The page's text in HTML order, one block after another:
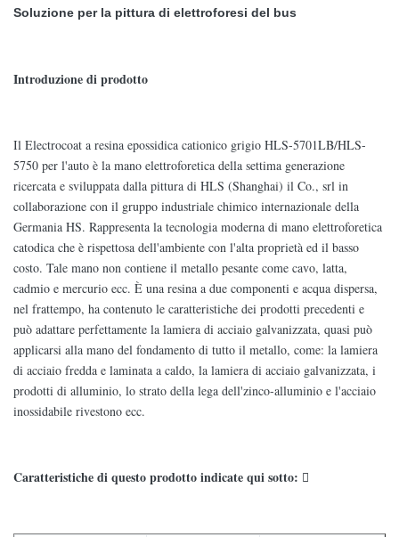
Soluzione per la pittura di elettroforesi del bus
Introduzione di prodotto
Il Electrocoat a resina epossidica cationico grigio HLS-5701LB/HLS-
5750 per l'auto è la mano elettroforetica della settima generazione
ricercata e sviluppata dalla pittura di HLS (Shanghai) il Co., srl in
collaborazione con il gruppo industriale chimico internazionale della
Germania HS. Rappresenta la tecnologia moderna di mano elettroforetica
catodica che è rispettosa dell'ambiente con l'alta proprietà ed il basso
costo. Tale mano non contiene il metallo pesante come cavo, latta,
cadmio e mercurio ecc. È una resina a due componenti e acqua dispersa,
nel frattempo, ha contenuto le caratteristiche dei prodotti precedenti e
può adattare perfettamente la lamiera di acciaio galvanizzata, quasi può
applicarsi alla mano del fondamento di tutto il metallo, come: la lamiera
di acciaio fredda e laminata a caldo, la lamiera di acciaio galvanizzata, i
prodotti di alluminio, lo strato della lega dell'zinco-alluminio e l'acciaio
inossidabile rivestono ecc.
Caratteristiche di questo prodotto indicate qui sotto: 